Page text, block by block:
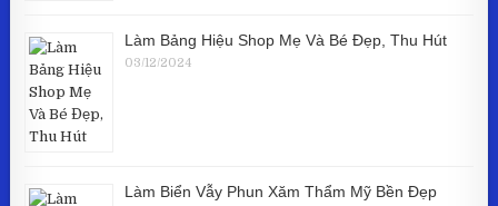
Làm Bảng Hiệu Shop Mẹ Và Bé Đẹp, Thu Hút
03/12/2024
Làm Biển Vẫy Phun Xăm Thẩm Mỹ Bền Đẹp